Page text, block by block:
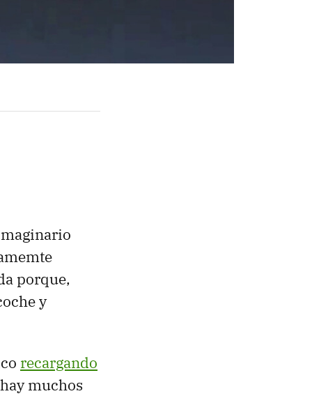
porque,
y
recargando
muchos